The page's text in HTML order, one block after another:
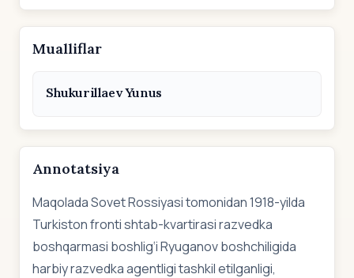
Mualliflar
Shukurillaev Yunus
Annotatsiya
Maqolada Sovet Rossiyasi tomonidan 1918-yilda
Turkiston fronti shtab-kvartirasi razvedka
boshqarmasi boshlig‘i Ryuganov boshchiligida
harbiy razvedka agentligi tashkil etilganligi,